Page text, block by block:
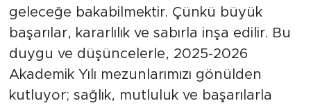
geleceğe bakabilmektir. Çünkü büyük
başarılar, kararlılık ve sabırla inşa edilir. Bu
duygu ve düşüncelerle, 2025-2026
Akademik Yılı mezunlarımızı gönülden
kutluyor; sağlık, mutluluk ve başarılarla